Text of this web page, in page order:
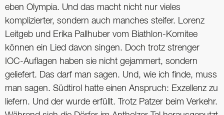
eben Olympia. Und das macht nicht nur vieles
komplizierter, sondern auch manches steifer. Lorenz
Leitgeb und Erika Pallhuber vom Biathlon-Komitee
können ein Lied davon singen. Doch trotz strenger
IOC-Auflagen haben sie nicht gejammert, sondern
geliefert. Das darf man sagen. Und, wie ich finde, muss
man sagen. Südtirol hatte einen Anspruch: Exzellenz zu
liefern. Und der wurde erfüllt. Trotz Patzer beim Verkehr.